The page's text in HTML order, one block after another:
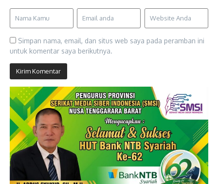
Simpan nama, email, dan situs web saya pada peramban ini
untuk komentar saya berikutnya.